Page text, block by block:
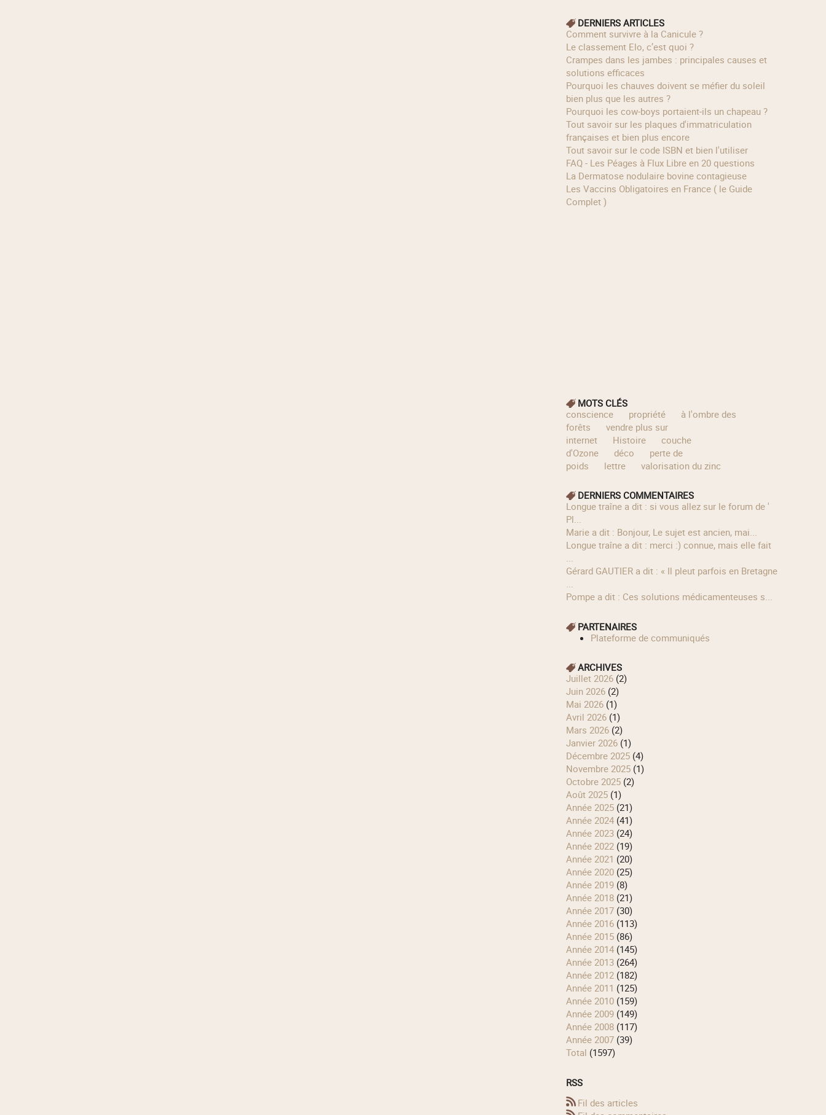
DERNIERS ARTICLES
Comment survivre à la Canicule ?
Le classement Elo, c’est quoi ?
Crampes dans les jambes : principales causes et
solutions efficaces
Pourquoi les chauves doivent se méfier du soleil
bien plus que les autres ?
Pourquoi les cow‑boys portaient‑ils un chapeau ?
Tout savoir sur les plaques d'immatriculation
françaises et bien plus encore
Tout savoir sur le code ISBN et bien l'utiliser
FAQ - Les Péages à Flux Libre en 20 questions
La Dermatose nodulaire bovine contagieuse
Les Vaccins Obligatoires en France ( le Guide
Complet )
MOTS CLÉS
conscience
propriété
à l'ombre des
forêts
vendre plus sur
internet
Histoire
couche
d'Ozone
déco
perte de
poids
lettre valorisation du zinc
DERNIERS COMMENTAIRES
longue traîne a dit : si vous allez sur le forum de '
Pl...
Marie a dit : Bonjour, Le sujet est ancien, mai...
longue traîne a dit : merci :) connue, mais elle fait
...
Gérard GAUTIER a dit : « Il pleut parfois en Bretagne
...
Pompe a dit : Ces solutions médicamenteuses s...
PARTENAIRES
Plateforme de communiqués
ARCHIVES
juillet 2026(2)
juin 2026(2)
mai 2026(1)
avril 2026(1)
mars 2026(2)
janvier 2026(1)
décembre 2025(4)
novembre 2025(1)
octobre 2025(2)
août 2025(1)
année 2025(21)
année 2024(41)
année 2023(24)
année 2022(19)
année 2021 (20)
année 2020(25)
année 2019(8)
année 2018(21)
année 2017(30)
année 2016(113)
année 2015(86)
année 2014(145)
année 2013(264)
année 2012(182)
année 2011 (125)
année 2010(159)
année 2009(149)
année 2008(117)
année 2007(39)
total (1597)
RSS
Fil des articles